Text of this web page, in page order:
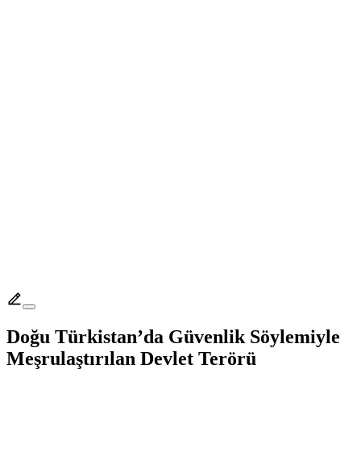
Doğu Türkistan’da Güvenlik Söylemiyle
Meşrulaştırılan Devlet Terörü